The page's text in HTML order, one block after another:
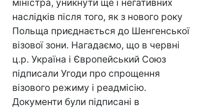
міністра, уникнути ще і негативних
наслідків після того, як з нового року
Польща приєднається до Шенгенської
візової зони. Нагадаємо, що в червні
ц.р. Україна і Європейський Союз
підписали Угоди про спрощення
візового режиму і реадмісію.
Документи були підписані в